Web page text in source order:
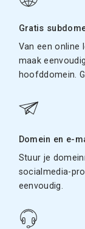
Gratis
Van een online
maak
hoofddomein.
Domein en e-
Stuur je
socialmedia-
eenvoudig.